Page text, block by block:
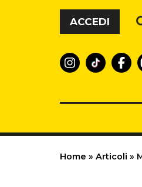
Vai al contenuto
ACCEDI
Home » Articoli »